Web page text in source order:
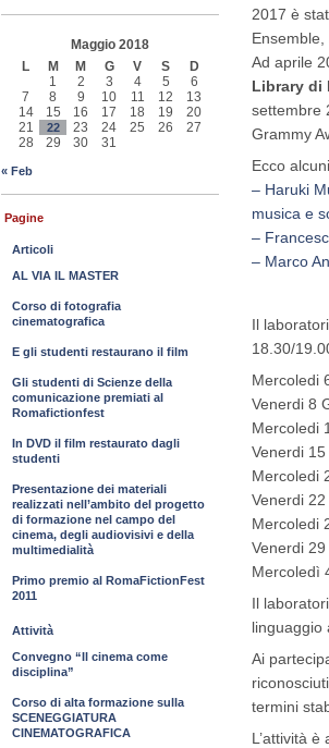
2017 è
Ensemble,
Ad aprile
Library di
settembre
Grammy
Ecco
– Haruki
musica e
–
– Marco
Il
18.30/
Mercoledi
Venerdi 8
Mercoledi
Venerdi
Mercoledi
Venerdi
Mercoledi
Venerdi
Mercoledì
Il
linguaggio
Ai
termini
L’attività
Maggio 2018
L
M M G V S
D
1
2 3 4 5
6
7
8 9 10 11 12
13
14
15 16 17 18 19
20
21
22 23 24 25 26
27
28
29 30 31
« Feb
Pagine
Articoli
AL VIA IL MASTER
Corso di fotografia
cinematografica
E gli studenti restaurano il film
Gli studenti di Scienze della
comunicazione premiati al
Romafictionfest
In DVD il film restaurato dagli
studenti
Presentazione dei materiali
realizzati nell’ambito del progetto
di formazione nel campo del
cinema, degli audiovisivi e della
multimedialità
Primo premio al RomaFictionFest
2011
Attività
Convegno “Il cinema come
disciplina”
Corso di alta formazione sulla
SCENEGGIATURA
CINEMATOGRAFICA